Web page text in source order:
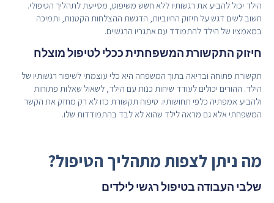
הילד יכול להביע את רגשותיו ללא חשש משיפוט, מסייעת לתהליך הטיפולי.
חשוב לשים דגש על חיזוק החיוביות, הדגשת ההצלחות הקטנות, ותמיכה
במאמציו של הילד להתמודד עם אתגריו הרגשיים.
חיזוק התקשורת המשפחתית ככלי לטיפול מוצלח
תקשורת פתוחה ובריאה בתוך המשפחה היא כלי עוצמתי לשיפור רגשותיו של
הילד. ההורים יכולים לעודד שיחות כנות עם הילד, לשאול שאלות פתוחות
ולהביע אמפתיה כלפי תחושותיו. טיפוח תקשורת כזו לא רק מחזק את הקשר
המשפחתי אלא גם מראה לילד שהוא לא לבד בהתמודדות שלו.
מה ניתן לצפות מתהליך הטיפול?
שלבי העבודה בטיפול רגשי לילדים